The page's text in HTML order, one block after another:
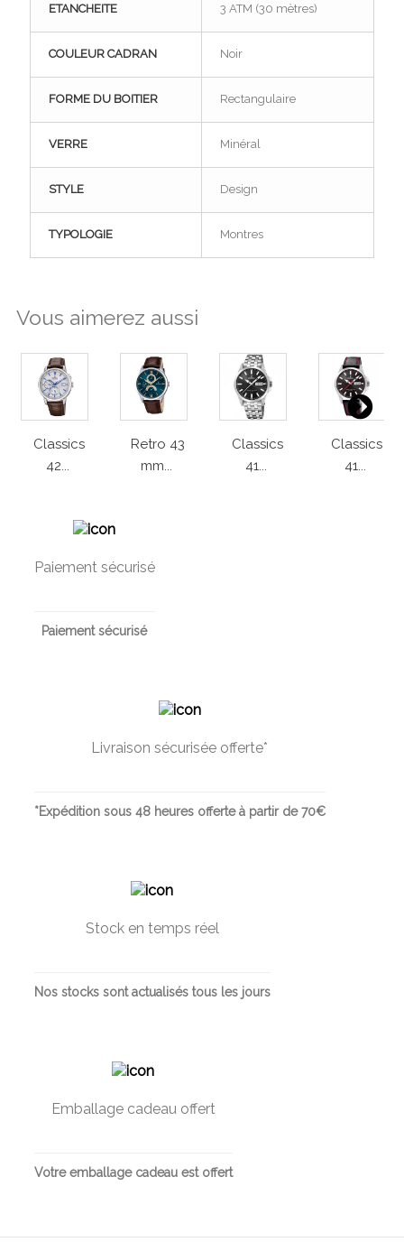
ETANCHEITE 3 ATM (30 mètres)
COULEUR CADRAN Noir
FORME DU BOITIER Rectangulaire
VERRE Minéral
STYLE Design
TYPOLOGIE Montres
Vous aimerez aussi
Classics
42...
Retro 43
mm...
Classics
41...
Classics
41...
Paiement sécurisé
Paiement sécurisé
Livraison sécurisée offerte*
*Expédition sous 48 heures offerte à partir de 70€
Stock en temps réel
Nos stocks sont actualisés tous les jours
Emballage cadeau offert
Votre emballage cadeau est offert